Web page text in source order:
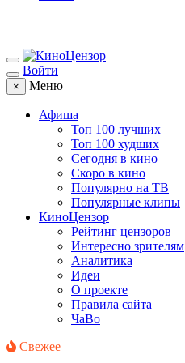
Войти
× Меню
Афиша
Топ 100 лучших
Топ 100 худших
Сегодня в кино
Скоро в кино
Популярно на ТВ
Популярные клипы
КиноЦензор
Рейтинг цензоров
Интересно зрителям
Аналитика
Идеи
О проекте
Правила сайта
ЧаВо
Свежее